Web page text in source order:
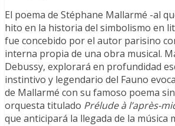
El poema de Stéphane Mallarmé -al
hito en la historia del simbolismo en
fue concebido por el autor parisino
interna propia de una obra musical.
Debussy, explorará en profundidad
instintivo y legendario del Fauno
de Mallarmé con su famoso poema
orquesta titulado Prélude à l’après-
que anticipará la llegada de la música